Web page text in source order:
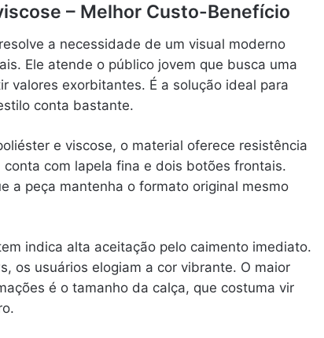
– Melhor Custo-Benefício
a necessidade de um visual moderno
Ele atende o público jovem que busca uma
valores exorbitantes. É a solução ideal para
conta bastante.
e viscose, o material oferece resistência
com lapela fina e dois botões frontais.
a peça mantenha o formato original mesmo
indica alta aceitação pelo caimento imediato.
os usuários elogiam a cor vibrante. O maior
é o tamanho da calça, que costuma vir